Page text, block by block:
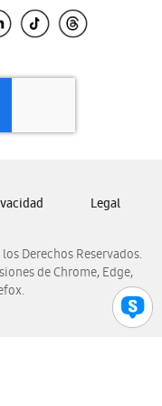
Derechos Reservados.
de Chrome, Edge,
Legal